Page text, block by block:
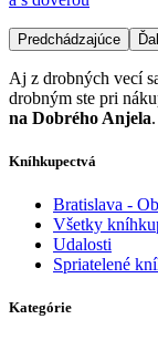
Predchádzajúce
Aj z drobných vecí
drobným ste pri
na Dobrého Anjela
Kníhkupectvá
Bratislava -
Všetky
Udalosti
Spriatelené
Kategórie